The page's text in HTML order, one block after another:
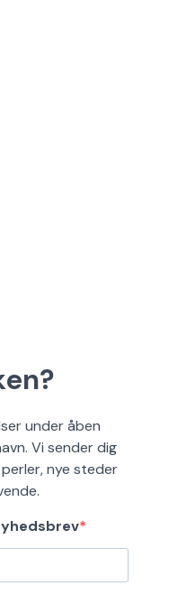
under åben
Vi sender dig
nye steder